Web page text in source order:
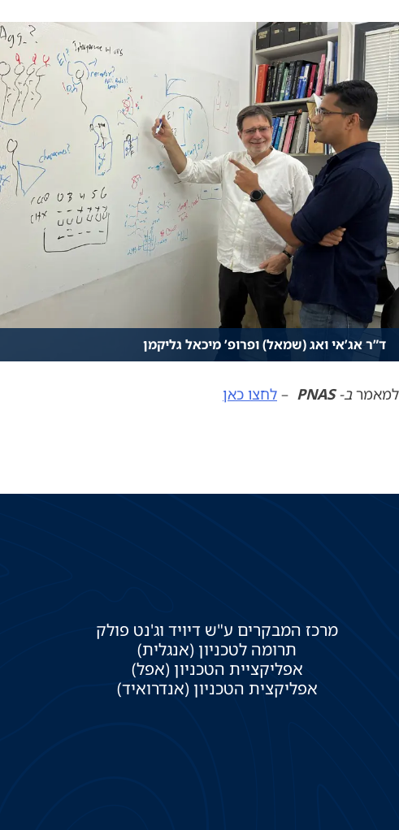
ד”ר אג’אי ואג (שמאל) ופרופ’ מיכאל גליקמן
למאמרב- PNAS
– לחצו כאן
מרכז המבקרים ע"ש דיויד וג'נט פולק
תרומה לטכניון (אנגלית)
אפליקציית הטכניון (אפל)
אפליקצית הטכניון (אנדרואיד)